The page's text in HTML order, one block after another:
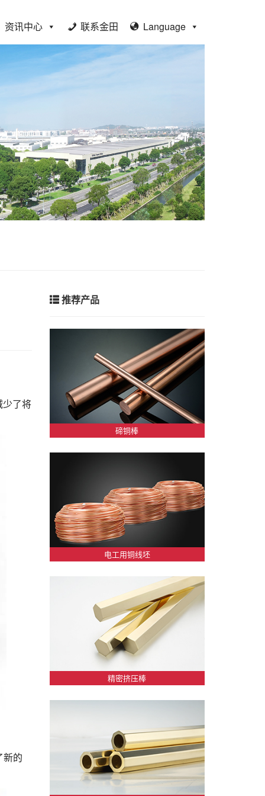
资讯中心 联系金田 Language
少了将
新的
推荐产品
碲铜棒
电工用铜线坯
精密挤压棒